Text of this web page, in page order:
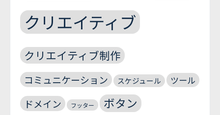
クリエイティブ
クリエイティブ制作
コミュニケーション スケジュール ツール
ドメイン フッター ボタン